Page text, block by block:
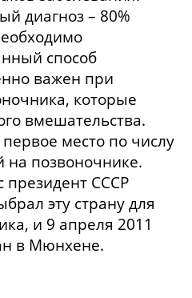
диагноз – 80%
способ
важен при
которые
вмешательства.
место по числу
позвоночнике.
президент СССР
эту страну для
и 9 апреля 2011
в Мюнхене.